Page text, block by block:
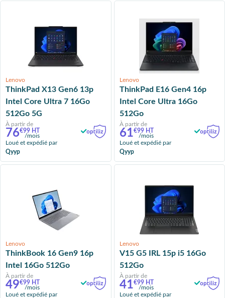
Lenovo
ThinkPad X13 Gen6 13p
Intel Core Ultra 7 16Go
512Go 5G
À partir de
76€99 HT
/mois
Loué et expédié par
Qyyp
Lenovo
ThinkPad E16 Gen4 16p
Intel Core Ultra 16Go
512Go
À partir de
61€99 HT
/mois
Loué et expédié par
Qyyp
Lenovo
ThinkBook 16 Gen9 16p
Intel 16Go 512Go
À partir de
49€99 HT
/mois
Loué et expédié par
Lenovo
V15 G5 IRL 15p i5 16Go
512Go
À partir de
41€99 HT
/mois
Loué et expédié par